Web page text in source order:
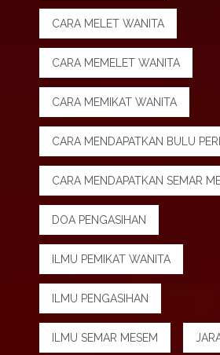
CARA MELET WANITA
CARA MEMELET WANITA
CARA MEMIKAT WANITA
CARA MENDAPATKAN BULU
CARA MENDAPATKAN SEMAR
DOA PENGASIHAN
ILMU PEMIKAT WANITA
ILMU PENGASIHAN
ILMU SEMAR MESEM